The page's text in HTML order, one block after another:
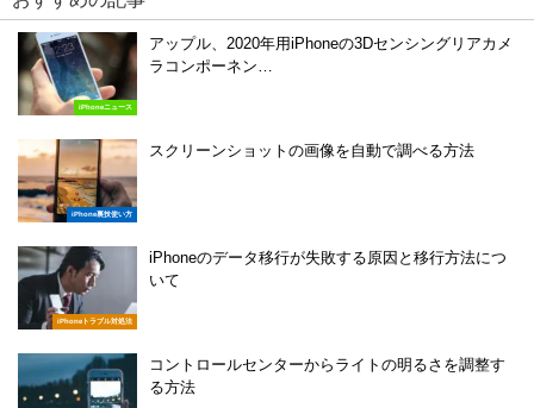
iPhoneニュース
アップル、2020年用iPhoneの3D​​センシングリアカメ
ラコンポーネン…
iPhone裏技使い方
スクリーンショットの画像を自動で調べる方法
iPhoneトラブル対処法
iPhoneのデータ移行が失敗する原因と移行方法につ
いて
コントロールセンターからライトの明るさを調整す
る方法